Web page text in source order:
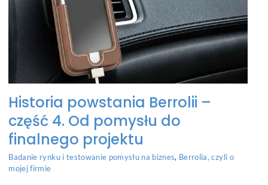
Historia powstania Berrolii –
część 4. Od pomysłu do
finalnego projektu
Badanie rynku i testowanie pomysłu na biznes, Berrolia, czyli o
mojej firmie